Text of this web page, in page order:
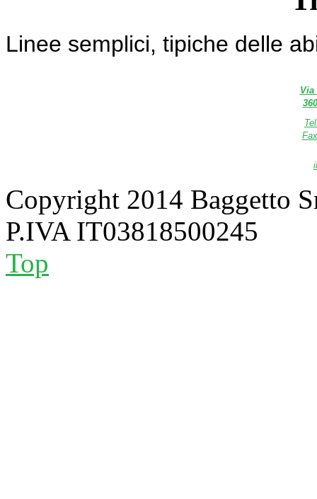
Linee semplici, tipiche delle
Via
Copyright 2014 Baggetto
P.IVA IT03818500245
Top